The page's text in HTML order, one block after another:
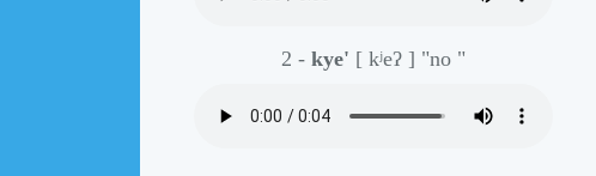
2 - kye' [ kʲeʔ ] "no "